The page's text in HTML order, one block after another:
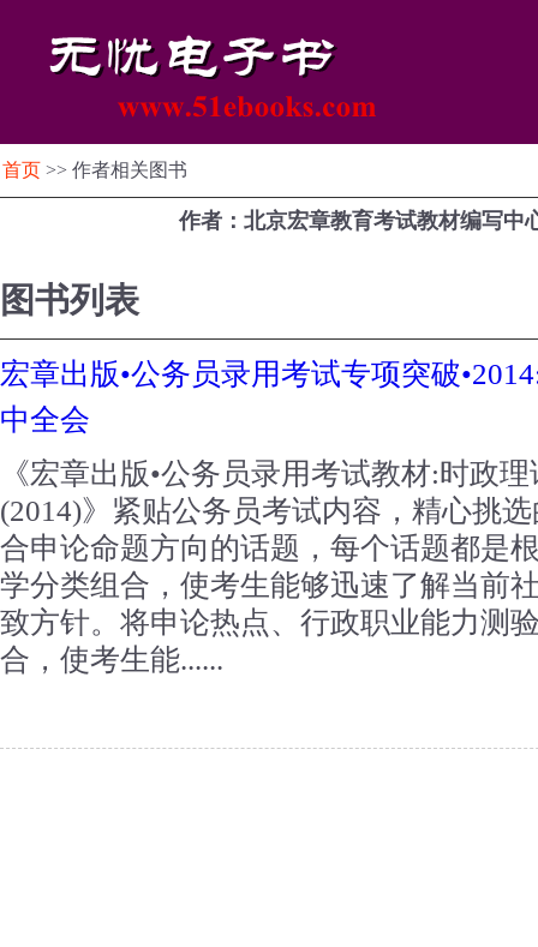
首页 >> 作者相关图书
作者：北京宏章教育考试教材编写中
图书列表
宏章出版•公务员录用考试专项突破
中全会
《宏章出版•公务员录用考试教材:时政
(2014)》紧贴公务员考试内容，精心挑
合申论命题方向的话题，每个话题都是
学分类组合，使考生能够迅速了解当前
致方针。将申论热点、行政职业能力测
合，使考生能......